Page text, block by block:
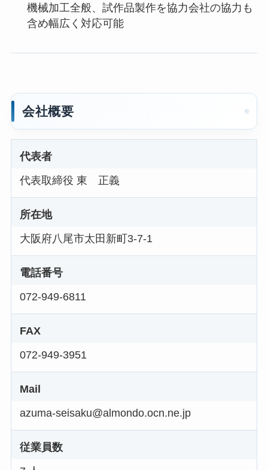
機械加工全般、試作品製作を協力会社の協力も
含め幅広く対応可能
会社概要
代表者
代表取締役 東 正義
所在地
大阪府八尾市太田新町3-7-1
電話番号
072-949-6811
FAX
072-949-3951
Mail
azuma-seisaku@almondo.ocn.ne.jp
従業員数